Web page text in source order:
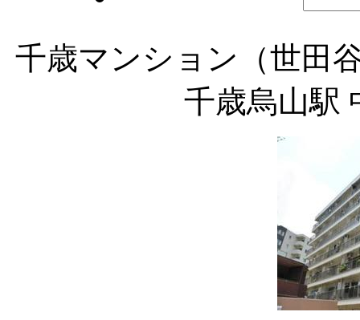
千歳マンション（世田
千歳烏山駅